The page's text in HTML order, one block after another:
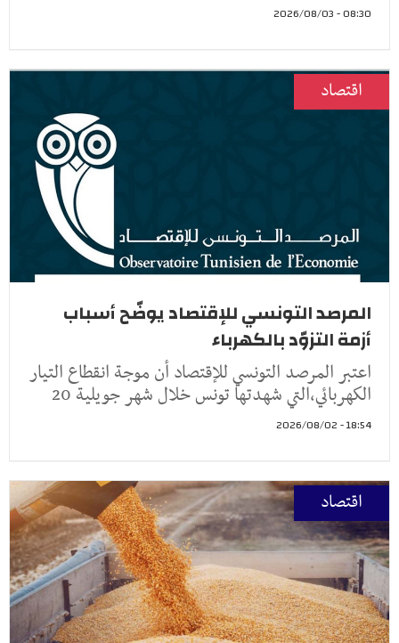
08:30 - 2026/08/03
اقتصاد
المرصد التونسي للإقتصاد يوضّح أسباب
أزمة التزوّد بالكهرباء
اعتبر المرصد التونسي للإقتصاد أن موجة انقطاع التيار
الكهربائي،التي شهدتها تونس خلال شهر جويلية 20
18:54 - 2026/08/02
اقتصاد